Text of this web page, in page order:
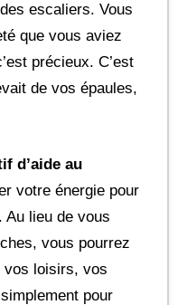
escaliers. Vous
que vous aviez
précieux. C’est
de vos épaules,
d’aide au
votre énergie pour
lieu de vous
vous pourrez
vos loisirs, vos
pour